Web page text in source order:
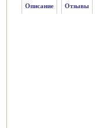
Описание Отзывы